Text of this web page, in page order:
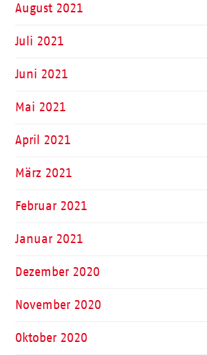
August 2021
Juli 2021
Juni 2021
Mai 2021
April 2021
März 2021
Februar 2021
Januar 2021
Dezember 2020
November 2020
Oktober 2020